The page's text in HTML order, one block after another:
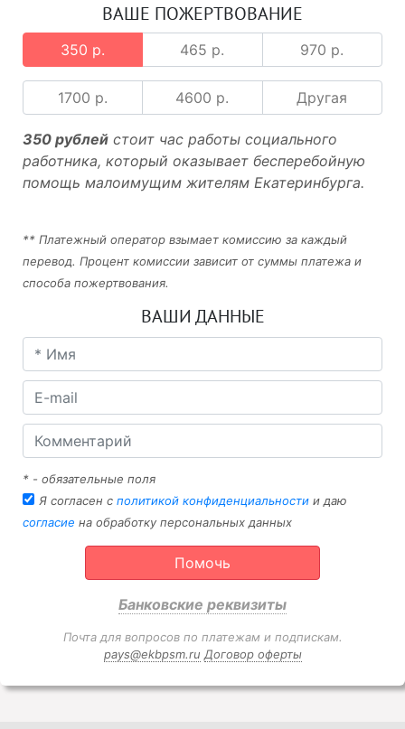
ВАШЕ ПОЖЕРТВОВАНИЕ
350 р. 465 р. 970 р.
1700 р. 4600 р. Другая
350 рублей стоит час работы социального
работника, который оказывает бесперебойную
помощь малоимущим жителям Екатеринбурга.
** Платежный оператор взымает комиссию за каждый
перевод. Процент комиссии зависит от суммы платежа и
способа пожертвования.
ВАШИ ДАННЫЕ
* - обязательные поля
Я согласен с политикой конфиденциальности и даю
согласие на обработку персональных данных
Помочь
Банковские реквизиты
Почта для вопросов по платежам и подпискам.
pays@ekbpsm.ru Договор оферты